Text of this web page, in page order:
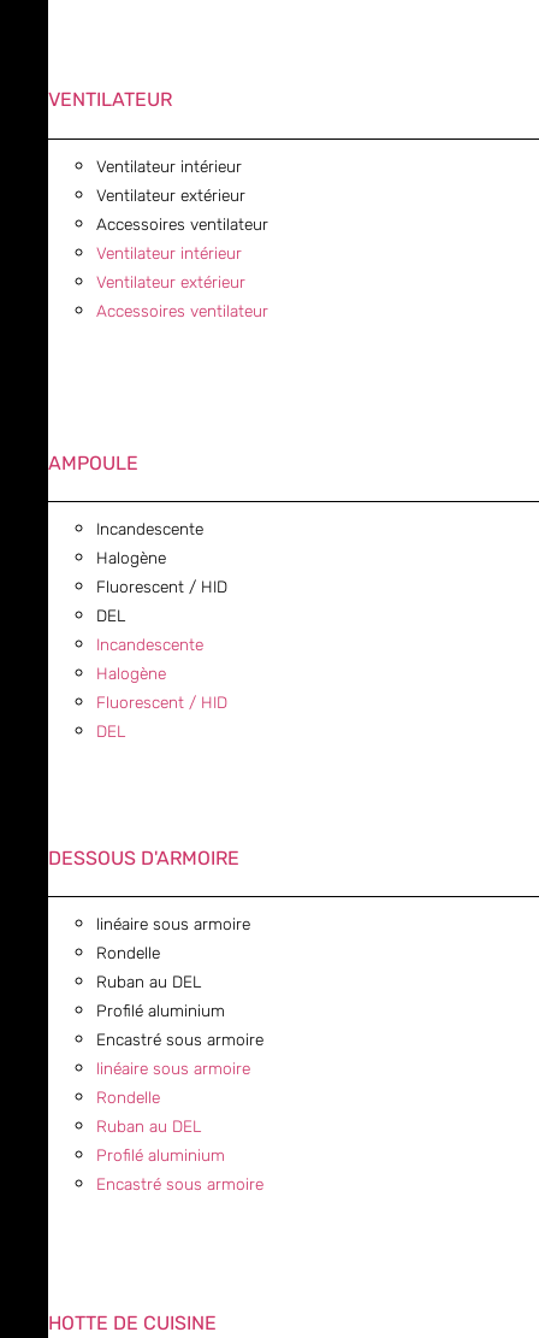
VENTILATEUR
Ventilateur intérieur
Ventilateur extérieur
Accessoires ventilateur
Ventilateur intérieur
Ventilateur extérieur
Accessoires ventilateur
AMPOULE
Incandescente
Halogène
Fluorescent / HID
DEL
Incandescente
Halogène
Fluorescent / HID
DEL
DESSOUS D'ARMOIRE
linéaire sous armoire
Rondelle
Ruban au DEL
Profilé aluminium
Encastré sous armoire
linéaire sous armoire
Rondelle
Ruban au DEL
Profilé aluminium
Encastré sous armoire
HOTTE DE CUISINE